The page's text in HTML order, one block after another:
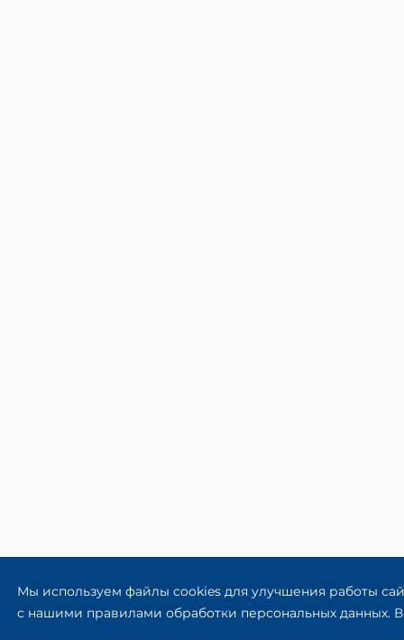
Мы используем файлы cookies для улучшения работы
с нашими правилами обработки персональных данных.